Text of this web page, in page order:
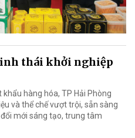
thái khởi nghiệp
hàng hóa, TP Hải Phòng
và thể chế vượt trội, sẵn sàng
mới sáng tạo, trung tâm